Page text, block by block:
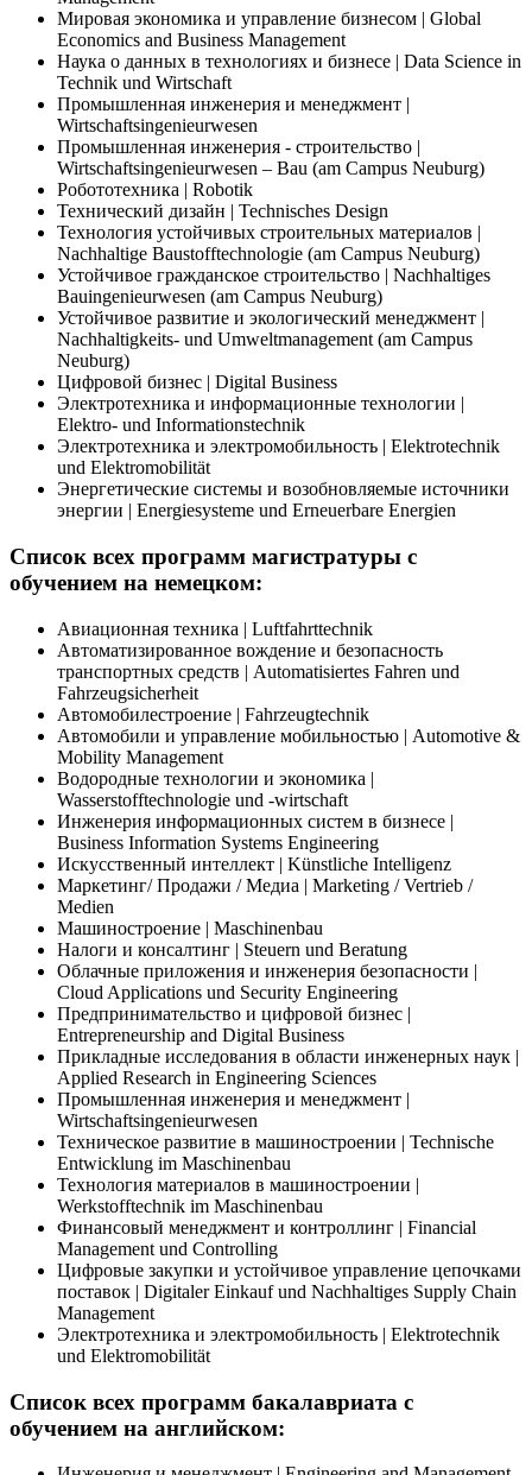
Мировая экономика и управление бизнесом | Global
Economics and Business Management
Наука о данных в технологиях и бизнесе | Data Science in
Technik und Wirtschaft
Промышленная инженерия и менеджмент |
Wirtschaftsingenieurwesen
Промышленная инженерия - строительство |
Wirtschaftsingenieurwesen – Bau (am Campus Neuburg)
Робототехника | Robotik
Технический дизайн | Technisches Design
Технология устойчивых строительных материалов |
Nachhaltige Baustofftechnologie (am Campus Neuburg)
Устойчивое гражданское строительство | Nachhaltiges
Bauingenieurwesen (am Campus Neuburg)
Устойчивое развитие и экологический менеджмент |
Nachhaltigkeits- und Umweltmanagement (am Campus
Neuburg)
Цифровой бизнес | Digital Business
Электротехника и информационные технологии |
Elektro- und Informationstechnik
Электротехника и электромобильность | Elektrotechnik
und Elektromobilität
Энергетические системы и возобновляемые источники
энергии | Energiesysteme und Erneuerbare Energien
Список всех программ магистратуры с
обучением на немецком:
Авиационная техника | Luftfahrttechnik
Автоматизированное вождение и безопасность
транспортных средств | Automatisiertes Fahren und
Fahrzeugsicherheit
Автомобилестроение | Fahrzeugtechnik
Автомобили и управление мобильностью | Automotive &
Mobility Management
Водородные технологии и экономика |
Wasserstofftechnologie und -wirtschaft
Инженерия информационных систем в бизнесе |
Business Information Systems Engineering
Искусственный интеллект | Künstliche Intelligenz
Маркетинг/ Продажи / Медиа | Marketing / Vertrieb /
Medien
Машиностроение | Maschinenbau
Налоги и консалтинг | Steuern und Beratung
Облачные приложения и инженерия безопасности |
Cloud Applications und Security Engineering
Предпринимательство и цифровой бизнес |
Entrepreneurship and Digital Business
Прикладные исследования в области инженерных наук |
Applied Research in Engineering Sciences
Промышленная инженерия и менеджмент |
Wirtschaftsingenieurwesen
Техническое развитие в машиностроении | Technische
Entwicklung im Maschinenbau
Технология материалов в машиностроении |
Werkstofftechnik im Maschinenbau
Финансовый менеджмент и контроллинг | Financial
Management und Controlling
Цифровые закупки и устойчивое управление цепочками
поставок | Digitaler Einkauf und Nachhaltiges Supply Chain
Management
Электротехника и электромобильность | Elektrotechnik
und Elektromobilität
Список всех программ бакалавриата с
обучением на английском: